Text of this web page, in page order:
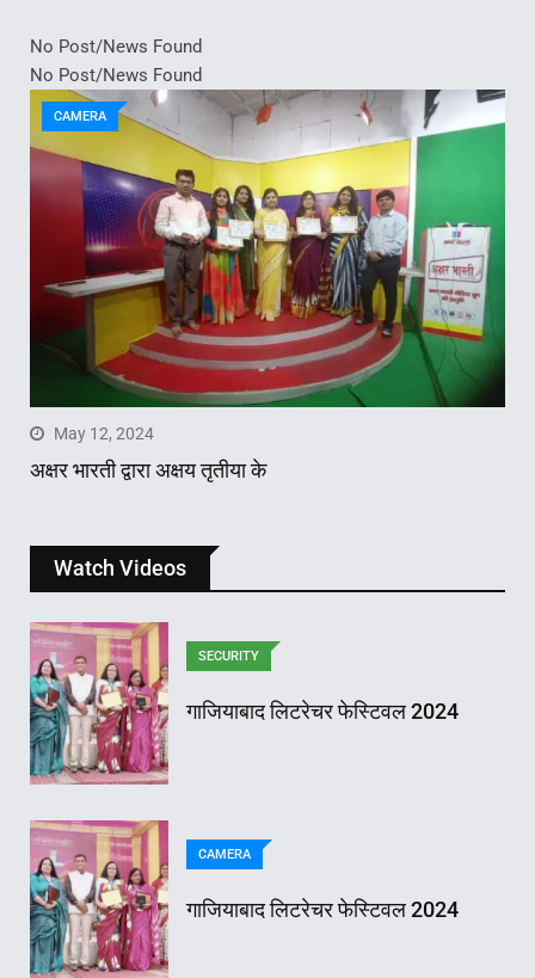
No Post/News Found
No Post/News Found
CAMERA
May 12, 2024
अक्षर भारती द्वारा अक्षय तृतीया के
Watch Videos
SECURITY
गाजियाबाद लिटरेचर फेस्टिवल 2024
CAMERA
गाजियाबाद लिटरेचर फेस्टिवल 2024